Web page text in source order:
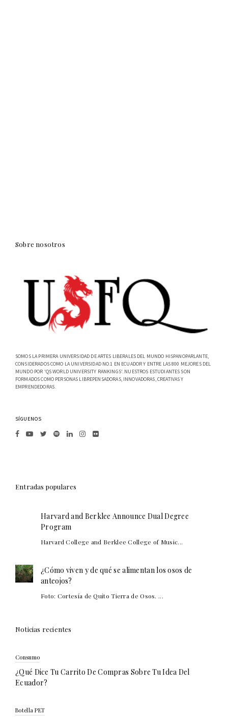
Sobre nosotros
SOMOS LA PRIMERA UNIVERSIDAD DE ARTES LIBERALES DEL MUNDO HISPANOPARLANTE,
CONSIDERADOS COMO LA UNIVERSIDAD NO.1 EN ECUADOR Y ENTRE LAS 800 MEJORES DEL
MUNDO POR 'QS WORLD UNIVERSITY RANKINGS'. NUESTROS ESTUDIANTES SON
FORMADOS COMO PERSONAS LIBREPENSADORAS, INNOVADORAS, CREATIVAS Y
EMPRENDEDORAS.
SÍGUENOS
Entradas populares
Harvard and Berklee Announce Dual Degree
Program
Harvard College and Berklee College of Music...
¿Cómo viven y de qué se alimentan los osos de
anteojos?
Foto: Cortesía de Quito Tierra de Osos. ...
Noticias recientes
Consumo
¿Qué Dice Tu Carrito De Compras Sobre Tu Idea Del
Ecuador?
Botella PET